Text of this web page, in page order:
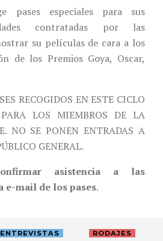
pases especiales para sus
contratadas por las
su películas de cara a los
de los Premios Goya, Oscar,
RECOGIDOS EN ESTE CICLO
PARA LOS MIEMBROS DE LA
NO SE PONEN ENTRADAS A
GENERAL.
asistencia a las
e-mail de los pases.
ENTREVISTAS RODAJES